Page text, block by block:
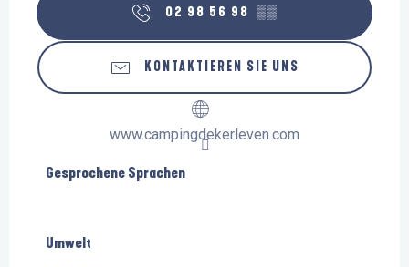
02 98 56 98 ▒▒
KONTAKTIEREN SIE UNS
www.campingdekerleven.com
Gesprochene Sprachen
Gesprochene Sprachen
Umwelt
Umwelt